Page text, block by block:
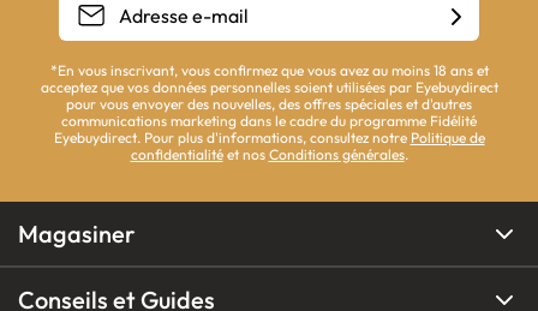
*En vous inscrivant, vous confirmez que vous avez au moins 18 ans et
acceptez que vos données personnelles soient utilisées par Eyebuydirect
pour vous envoyer des nouvelles, des offres spéciales et d'autres
communications marketing dans le cadre du programme Fidélité
Eyebuydirect. Pour plus d'informations, consultez notre Politique de
confidentialitéet nos Conditions générales.
Magasiner
Conseils et Guides